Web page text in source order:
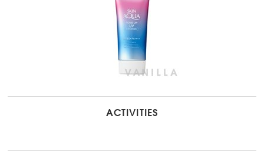
ACTIVITIES